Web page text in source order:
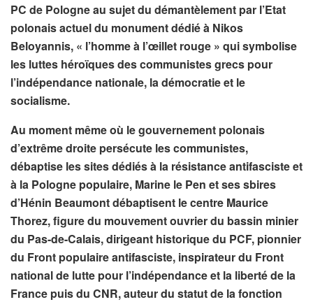
PC de Pologne au sujet du démantèlement par l’Etat
polonais actuel du monument dédié à Nikos
Beloyannis, « l’homme à l’œillet rouge » qui symbolise
les luttes héroïques des communistes grecs pour
l’indépendance nationale, la démocratie et le
socialisme.
Au moment même où le gouvernement polonais
d’extrême droite persécute les communistes,
débaptise les sites dédiés à la résistance antifasciste et
à la Pologne populaire, Marine le Pen et ses sbires
d’Hénin Beaumont débaptisent le centre Maurice
Thorez, figure du mouvement ouvrier du bassin minier
du Pas-de-Calais, dirigeant historique du PCF, pionnier
du Front populaire antifasciste, inspirateur du Front
national de lutte pour l’indépendance et la liberté de la
France puis du CNR, auteur du statut de la fonction